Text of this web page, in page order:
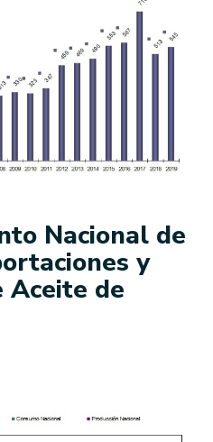
Nacional de
y
Aceite de